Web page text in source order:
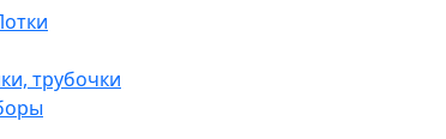
трубочки